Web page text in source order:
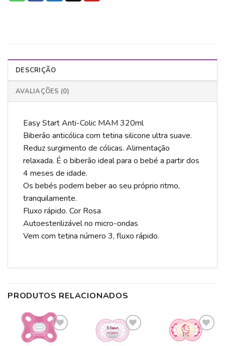
DESCRIÇÃO
AVALIAÇÕES (0)
Easy Start Anti-Colic MAM 320ml
Biberão anticólica com tetina silicone ultra suave.
Reduz surgimento de cólicas. Alimentação
relaxada. É o biberão ideal para o bebé a partir dos
4 meses de idade.
Os bebés podem beber ao seu próprio ritmo,
tranquilamente.
Fluxo rápido. Cor Rosa
Autoesterilizável no micro-ondas
Vem com tetina número 3, fluxo rápido.
PRODUTOS RELACIONADOS